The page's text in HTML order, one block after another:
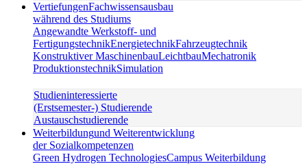
VertiefungenFachwissensausbau
während des Studiums
Angewandte Werkstoff- und
FertigungstechnikEnergietechnikFahrzeugtechnik
Konstruktiver MaschinenbauLeichtbauMechatronik
ProduktionstechnikSimulation
Studieninteressierte
(Erstsemester-) Studierende
Austauschstudierende
Weiterbildungund Weiterentwicklung
der Sozialkompetenzen
Green Hydrogen TechnologiesCampus Weiterbildung